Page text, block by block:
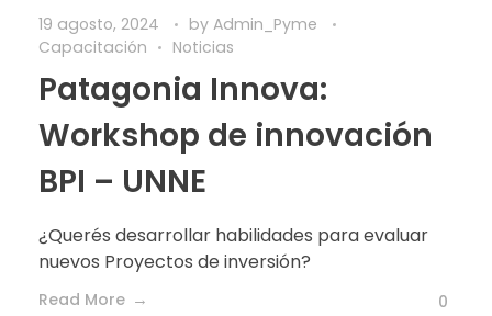
19 agosto, 2024 by Admin_Pyme
Capacitación
Noticias
Patagonia Innova:
Workshop de innovación
BPI – UNNE
¿Querés desarrollar habilidades para evaluar
nuevos Proyectos de inversión?
Read More 0